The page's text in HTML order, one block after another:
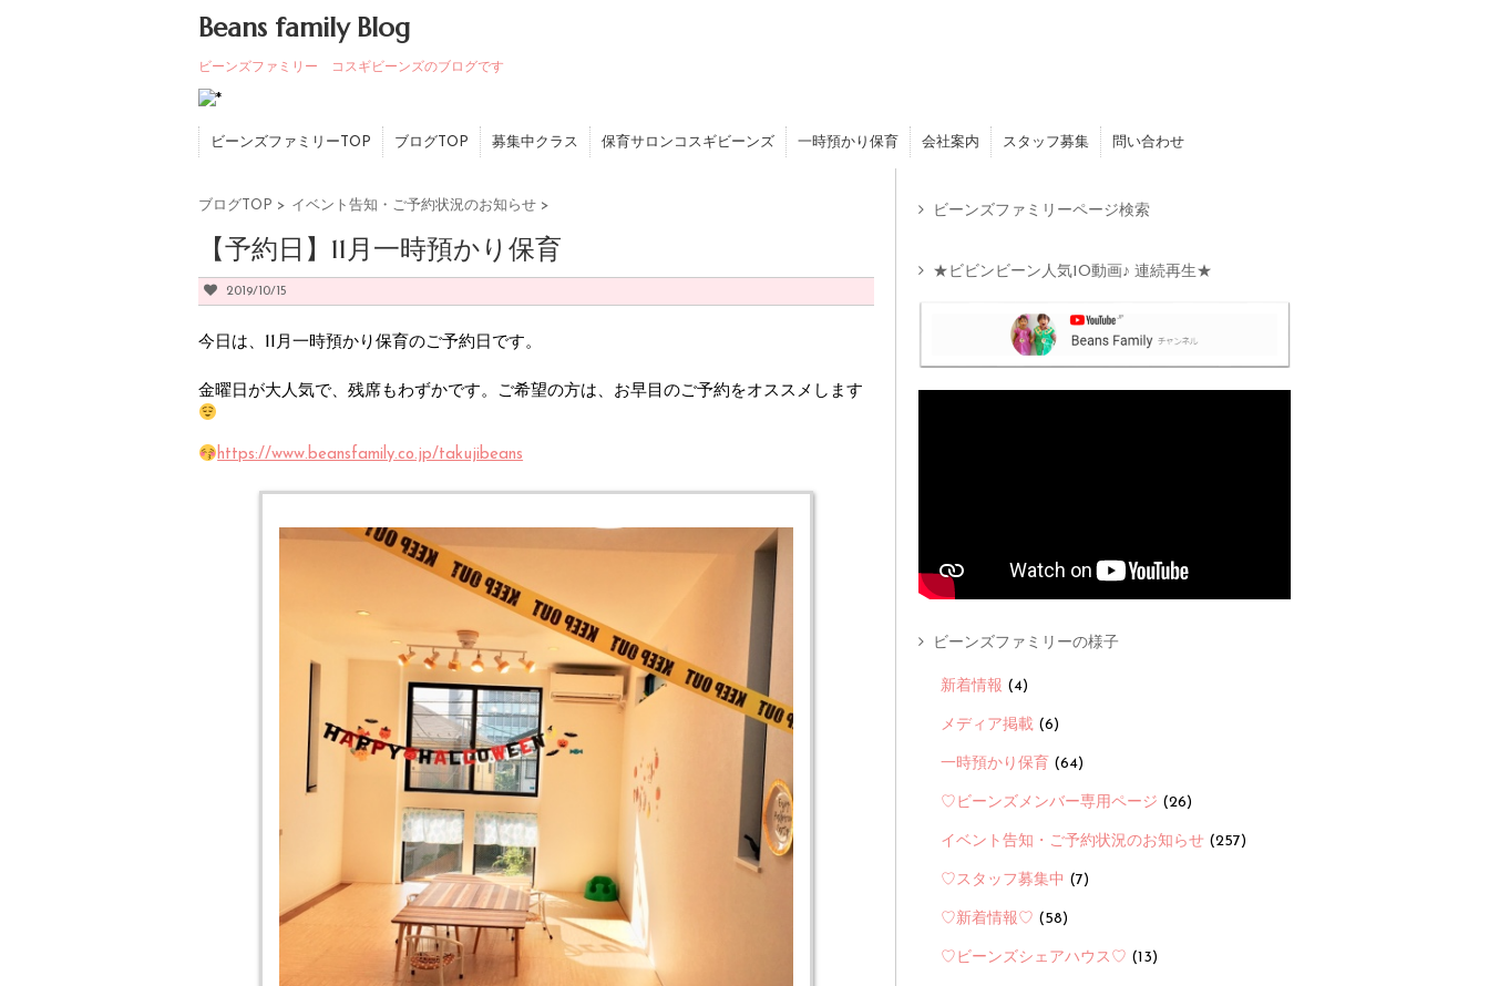
Beans family Blog
ビーンズファミリー コスギビーンズのブログです
ビーンズファミリーTOP ブログTOP 募集中クラス 保育サロンコスギビーンズ 一時預かり保育 会社案内 スタッフ募集 問い合わせ
ブログTOP > イベント告知・ご予約状況のお知らせ >
【予約日】11月一時預かり保育
2019/10/15
今日は、11月一時預かり保育のご予約日です。
金曜日が大人気で、残席もわずかです。ご希望の方は、お早目のご予約をオススメします
https://www.beansfamily.co.jp/takujibeans
ビーンズファミリーページ検索
★ビビンビーン人気10動画♪ 連続再生★
ビーンズファミリーの様子
新着情報 (4)
メディア掲載 (6)
一時預かり保育 (64)
♡ビーンズメンバー専用ページ (26)
イベント告知・ご予約状況のお知らせ (257)
♡スタッフ募集中 (7)
♡新着情報♡ (58)
♡ビーンズシェアハウス♡ (13)